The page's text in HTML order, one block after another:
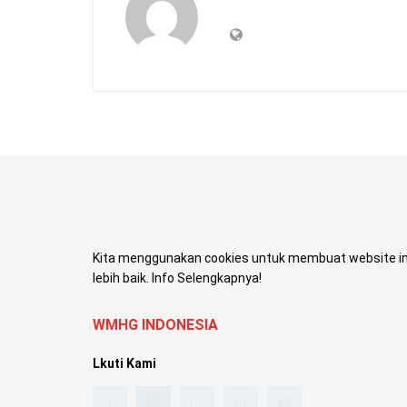
Kita menggunakan cookies untuk membuat website
lebih baik. Info Selengkapnya!
WMHG INDONESIA
Lkuti Kami